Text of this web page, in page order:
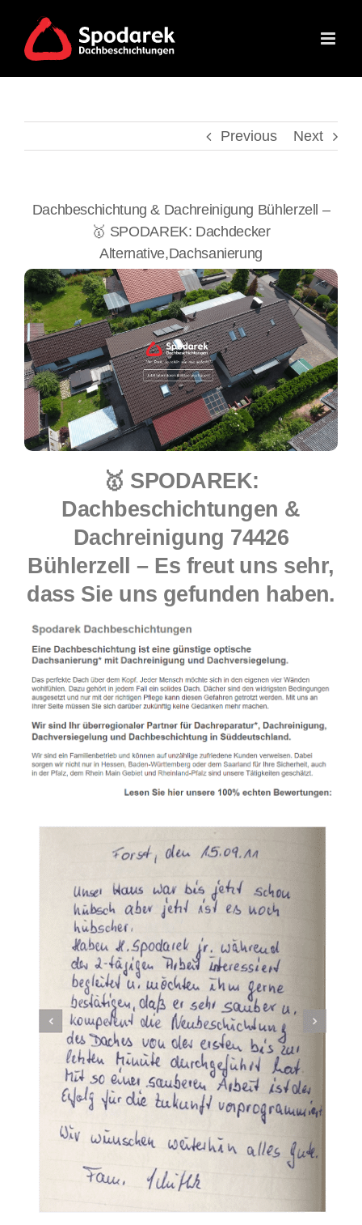
content
Previous Next
Dachbeschichtung & Dachreinigung Bühlerzell –
🥇 SPODAREK: Dachdecker
Alternative,Dachsanierung
🥇 SPODAREK:
Dachbeschichtungen &
Dachreinigung 74426
Bühlerzell – Es freut uns sehr,
dass Sie uns gefunden haben.